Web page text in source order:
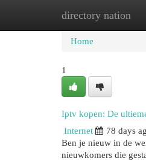
directory nation
Home New
Home
1
Iptv kopen: De
Internet
78 days
Ben je nieuw in de
nieuwkomers die